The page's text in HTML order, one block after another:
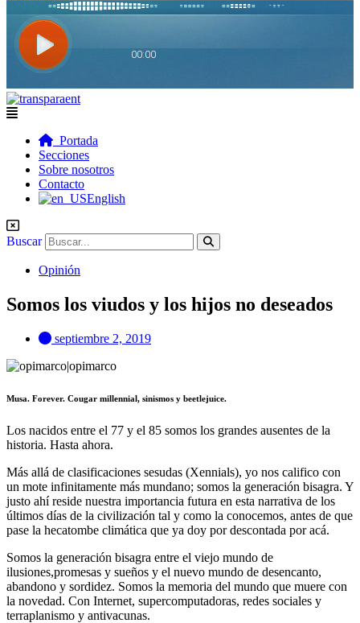
Flyout
Portada
Secciones
Sobre nosotros
Contacto
English
Buscar
Opinión
Somos los viudos y los hijos no deseados
septiembre 2, 2019
Musa. Forever. Cougar millennial, sinismos y beetlejuice.
Los nacidos entre el 77 y el 85 somos los grandes ausentes de la
historia. Hasta ahora.
Más allá de clasificaciones sesudas (Xennials), yo nos califico con
un mote infinitamente más mundano; somos la generación bisagra. Y
justo ahí reside nuestra importancia futura en esta narrativa de los
últimos días de la civilización tal y como la conocemos, antes de que
pase la hecatombe climática que ya doy por descontada por acá.
Somos la generación bisagra entre el viejo mundo de
ilusiones,promesas y sueños y el nuevo mundo de desencanto,
abandono y sordidez. Somos la memoria del mundo que muere con
la novedad. Con Internet, supercomputadoras, redes sociales y
terraplanismo y antivacunas.